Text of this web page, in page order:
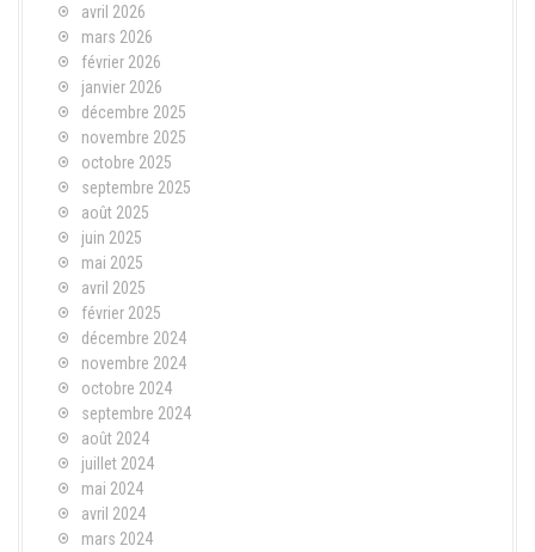
avril 2026
mars 2026
février 2026
janvier 2026
décembre 2025
novembre 2025
octobre 2025
septembre 2025
août 2025
juin 2025
mai 2025
avril 2025
février 2025
décembre 2024
novembre 2024
octobre 2024
septembre 2024
août 2024
juillet 2024
mai 2024
avril 2024
mars 2024